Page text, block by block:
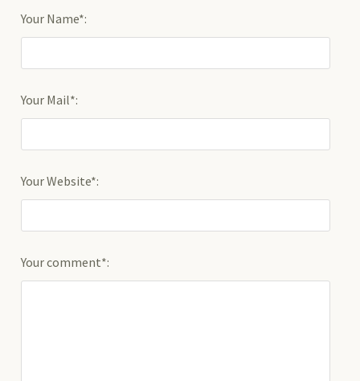
Your Name*:
Your Mail*:
Your Website*:
Your comment*: